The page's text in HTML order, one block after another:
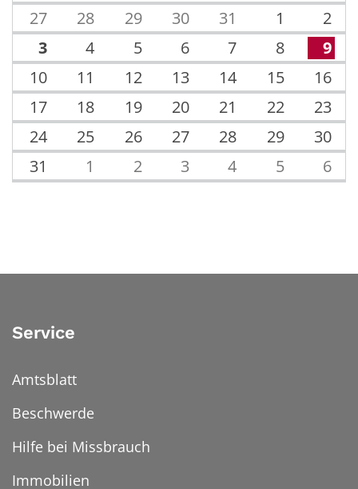
27
28 29 30 31 1
2
3
4 5 6 7 8
9
10
11 12 13 14 15
16
17
18 19 20 21 22
23
24
25 26 27 28 29
30
31
1 2 3 4 5 6
Service
Amtsblatt
Beschwerde
Hilfe bei Missbrauch
Immobilien